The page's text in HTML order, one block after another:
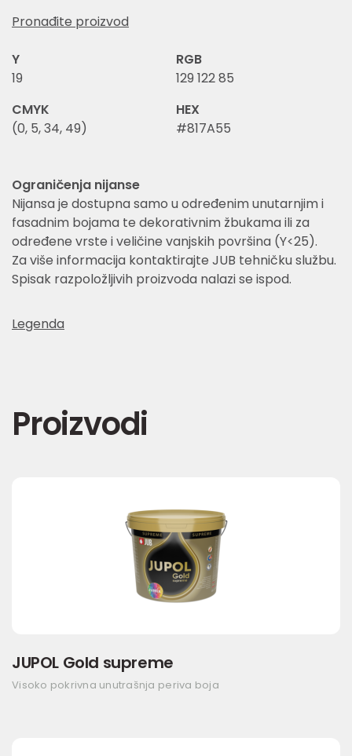
Pronađite proizvod
Y
19
RGB
129 122 85
CMYK
(0, 5, 34, 49)
HEX
#817A55
Ograničenja nijanse
Nijansa je dostupna samo u određenim unutarnjim i
fasadnim bojama te dekorativnim žbukama ili za
određene vrste i veličine vanjskih površina (Y<25).
Za više informacija kontaktirajte JUB tehničku službu.
Spisak razpoložljivih proizvoda nalazi se ispod.
Legenda
Proizvodi
JUPOL Gold supreme
Visoko pokrivna unutrašnja periva boja